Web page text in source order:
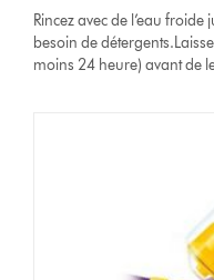
Rincez avec de l’eau froide
besoin de
moins 24 heure) avant de